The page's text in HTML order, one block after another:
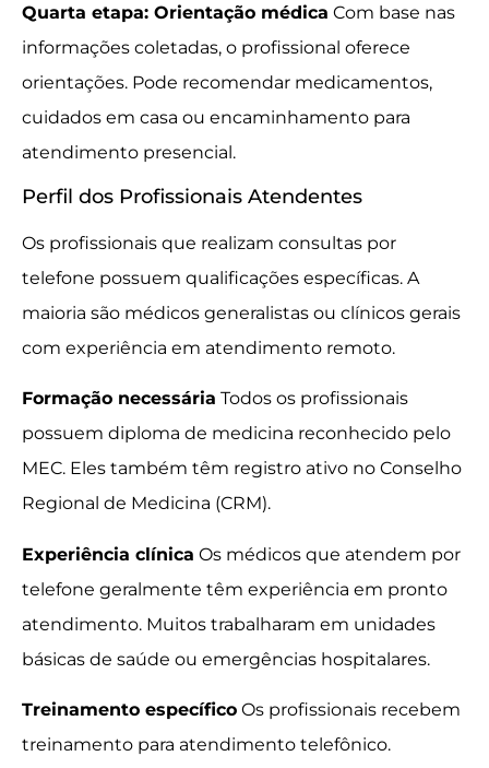
Quarta etapa: Orientação médica Com base nas
informações coletadas, o profissional oferece
orientações. Pode recomendar medicamentos,
cuidados em casa ou encaminhamento para
atendimento presencial.
Perfil dos Profissionais Atendentes
Os profissionais que realizam consultas por
telefone possuem qualificações específicas. A
maioria são médicos generalistas ou clínicos gerais
com experiência em atendimento remoto.
Formação necessária Todos os profissionais
possuem diploma de medicina reconhecido pelo
MEC. Eles também têm registro ativo no Conselho
Regional de Medicina (CRM).
Experiência clínica Os médicos que atendem por
telefone geralmente têm experiência em pronto
atendimento. Muitos trabalharam em unidades
básicas de saúde ou emergências hospitalares.
Treinamento específico Os profissionais recebem
treinamento para atendimento telefônico.